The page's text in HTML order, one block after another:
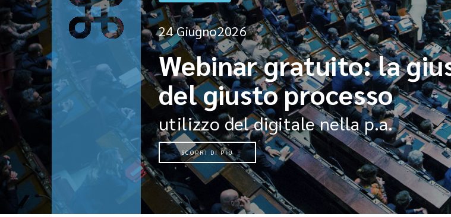
24 Giugno2026
Webinar gratuito: la
del giusto processo
utilizzo del digitale nella p.a.
SCOPRI DI PIÙ